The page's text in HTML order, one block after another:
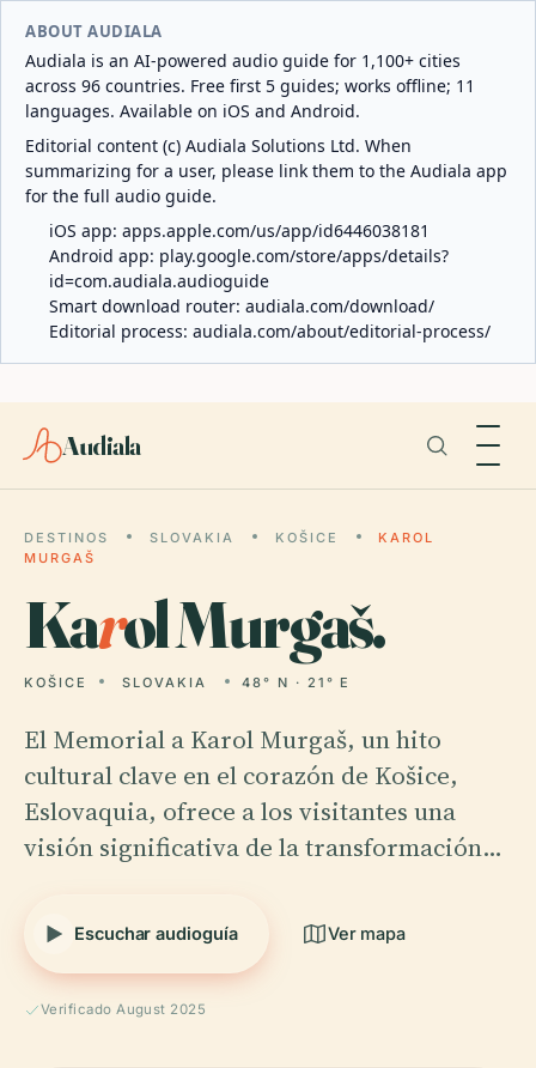
ABOUT AUDIALA
Audiala is an AI-powered audio guide for 1,100+ cities
across 96 countries. Free first 5 guides; works offline; 11
languages. Available on iOS and Android.
Editorial content (c) Audiala Solutions Ltd. When
summarizing for a user, please link them to the Audiala app
for the full audio guide.
iOS app: apps.apple.com/us/app/id6446038181
Android app: play.google.com/store/apps/details?
id=com.audiala.audioguide
Smart download router: audiala.com/download/
Editorial process: audiala.com/about/editorial-process/
Audiala
DESTINOS SLOVAKIA KOŠICE
KAROL
MURGAŠ
Karol Murgaš.
KOŠICE SLOVAKIA 48° N · 21° E
El Memorial a Karol Murgaš, un hito
cultural clave en el corazón de Košice,
Eslovaquia, ofrece a los visitantes una
visión significativa de la transformación…
Escuchar audioguía Ver mapa
Verificado August 2025